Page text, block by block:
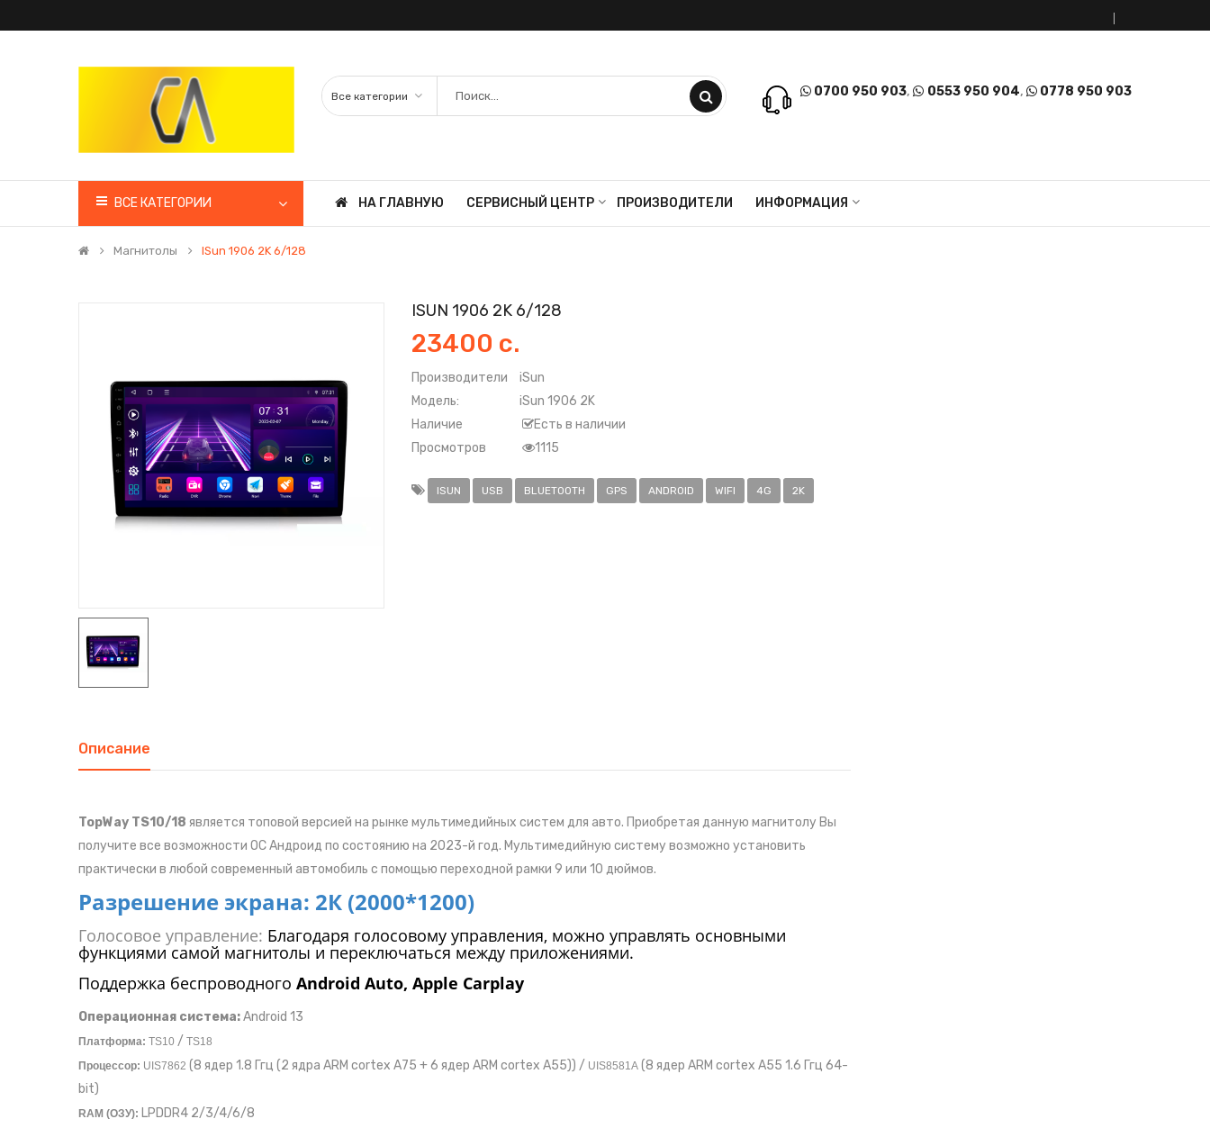
0700 950 903, 0553 950 904, 0778 950 903
ВСЕ КАТЕГОРИИ НА ГЛАВНУЮ СЕРВИСНЫЙ ЦЕНТР ПРОИЗВОДИТЕЛИ ИНФОРМАЦИЯ
Магнитолы ISun 1906 2K 6/128
ISUN 1906 2K 6/128
23400 с.
Производители
iSun
Модель:
iSun 1906 2K
Наличие
Есть в наличии
Просмотров
1115
ISUN USB BLUETOOTH GPS ANDROID WIFI 4G 2K
Описание
TopWay TS10/18 является топовой версией на рынке мультимедийных систем для авто. Приобретая данную магнитолу Вы
получите все возможности ОС Андроид по состоянию на 2023-й год. Мультимедийную систему возможно установить
практически в любой современный автомобиль с помощью переходной рамки 9 или 10 дюймов.
Разрешение экрана: 2К (2000*1200)
Голосовое управление: Благодаря голосовому управления, можно управлять основными
функциями самой магнитолы и переключаться между приложениями.
Поддержка беспроводного Android Auto, Apple Carplay
Операционная система:Android 13
Платформа: TS10 / TS18
Процессор: UIS7862 (8 ядер 1.8 Ггц (2 ядра ARM cortex A75 + 6 ядер ARM cortex A55)) / UIS8581A (8 ядер ARM cortex A55 1.6 Ггц 64-
bit)
RAM (ОЗУ): LPDDR4 2/3/4/6/8